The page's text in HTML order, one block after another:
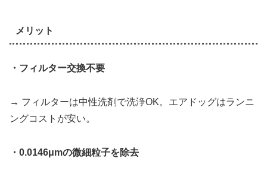
メリット
・フィルター交換不要
→ フィルターは中性洗剤で洗浄OK。エアドッグはランニ
ングコストが安い。
・0.0146μmの微細粒子を除去